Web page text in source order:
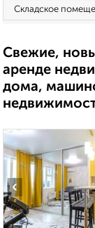
Складское
Свежие,
аренде
дома,
‹